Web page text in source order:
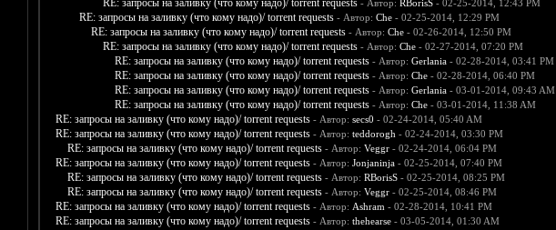
RE: запросы на заливку (что кому надо)/ torrent requests - Автор: RBorisS- 02-25-2014, 12:43 PM
RE: запросы на заливку (что кому надо)/ torrent requests - Автор: Che- 02-25-2014, 12:29 PM
RE: запросы на заливку (что кому надо)/ torrent requests - Автор: Che- 02-26-2014, 12:50 PM
RE: запросы на заливку (что кому надо)/ torrent requests - Автор: Che- 02-27-2014, 07:20 PM
RE: запросы на заливку (что кому надо)/ torrent requests - Автор: Gerlania- 02-28-2014, 03:41 PM
RE: запросы на заливку (что кому надо)/ torrent requests - Автор: Che- 02-28-2014, 06:40 PM
RE: запросы на заливку (что кому надо)/ torrent requests - Автор: Gerlania- 03-01-2014, 09:43 AM
RE: запросы на заливку (что кому надо)/ torrent requests - Автор: Che- 03-01-2014, 11:38 AM
RE: запросы на заливку (что кому надо)/ torrent requests - Автор: secs0 - 02-24-2014, 05:40 AM
RE: запросы на заливку (что кому надо)/ torrent requests - Автор: teddorogh - 02-24-2014, 03:30 PM
RE: запросы на заливку (что кому надо)/ torrent requests - Автор: Veggr- 02-24-2014, 06:04 PM
RE: запросы на заливку (что кому надо)/ torrent requests - Автор: Jonjaninja- 02-25-2014, 07:40 PM
RE: запросы на заливку (что кому надо)/ torrent requests - Автор: RBorisS- 02-25-2014, 08:25 PM
RE: запросы на заливку (что кому надо)/ torrent requests - Автор: Veggr- 02-25-2014, 08:46 PM
RE: запросы на заливку (что кому надо)/ torrent requests - Автор: Ashram - 02-28-2014, 10:41 PM
RE: запросы на заливку (что кому надо)/ torrent requests - Автор: thehearse- 03-05-2014, 01:30 AM